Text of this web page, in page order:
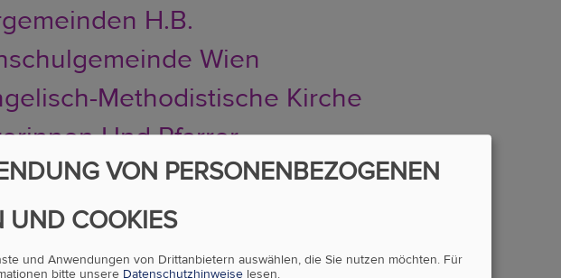
H.B.
Wien
Methodistische Kirche
Und Pfarrer
Gemeinden
VON PERSONENBEZOGENEN
UND COOKIES
und Anwendungen von Drittanbietern auswählen, die Sie nutzen möchten. Für
bitte unsere Datenschutzhinweise lesen.